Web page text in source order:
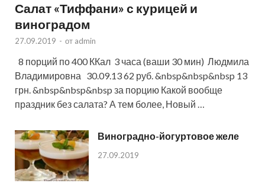
Салат «Тиффани» с курицей и
виноградом
27.09.2019 - от admin
8 порций по 400 ККал 3 часа (ваши 30 мин) Людмила
Владимировна 30.09.13 62 руб. &nbsp&nbsp&nbsp 13
грн. &nbsp&nbsp&nbsp за порцию Какой вообще
праздник без салата? А тем более, Новый …
Виноградно-йогуртовое желе
27.09.2019